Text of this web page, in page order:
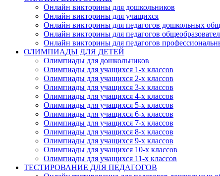
Онлайн викторины для дошкольников
Онлайн викторины для учащихся
Онлайн викторины для педагогов дошкольных
Онлайн викторины для педагогов
Онлайн викторины для педагогов
ОЛИМПИАДЫ ДЛЯ ДЕТЕЙ
Олимпиады для дошкольников
Олимпиады для учащихся 1-х классов
Олимпиады для учащихся 2-х классов
Олимпиады для учащихся 3-х классов
Олимпиады для учащихся 4-х классов
Олимпиады для учащихся 5-х классов
Олимпиады для учащихся 6-х классов
Олимпиады для учащихся 7-х классов
Олимпиады для учащихся 8-х классов
Олимпиады для учащихся 9-х классов
Олимпиады для учащихся 10-х классов
Олимпиады для учащихся 11-х классов
ТЕСТИРОВАНИЕ ДЛЯ ПЕДАГОГОВ